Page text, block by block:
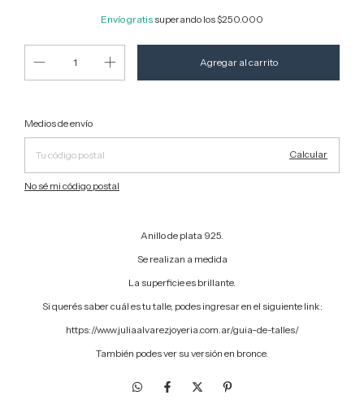
Envío gratis superando los$250.000
Entregas para el CP:
Medios de envío
Calcular
No sé mi código postal
Anillo de plata 925.
Se realizan a medida
La superficie es brillante.
Si querés saber cuál es tu talle, podes ingresar en el siguiente link:
https://www.juliaalvarezjoyeria.com.ar/guia-de-talles/
También podes ver su versión en bronce.